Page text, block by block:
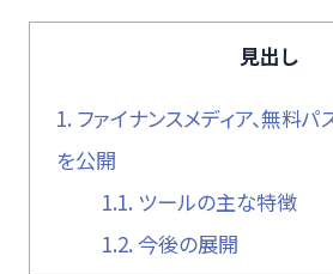
見出し
1. ファイナンスメディア、無料
を公開
1.1. ツールの主な特徴
1.2. 今後の展開